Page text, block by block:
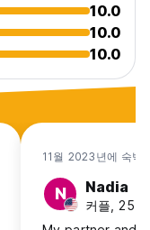
10.0
10.0
10.0
11월 2023년에 숙박
N Nadia
커플, 25-